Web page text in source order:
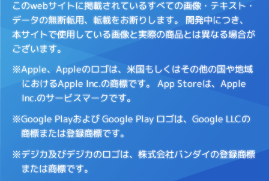
このwebサイトに掲載されているすべての画像・テキスト・
データの無断転用、転載をお断りします。 開発中につき、
本サイトで使用している画像と実際の商品とは異なる場合が
ございます。
※Apple、Appleのロゴは、米国もしくはその他の国や地域
におけるApple Inc.の商標です。 App Storeは、Apple
Inc.のサービスマークです。
※Google Playおよび Google Play ロゴは、Google LLCの
商標または登録商標です。
※デジカ及びデジカのロゴは、株式会社バンダイの登録商標
または商標です。